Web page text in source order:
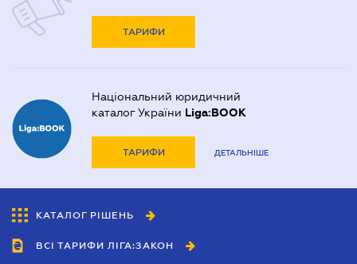
ТАРИФИ
Національний юридичний
каталог України Liga:BOOK
ТАРИФИ ДЕТАЛЬНІШЕ
КАТАЛОГ РІШЕНЬ
ВСІ ТАРИФИ ЛІГА:ЗАКОН